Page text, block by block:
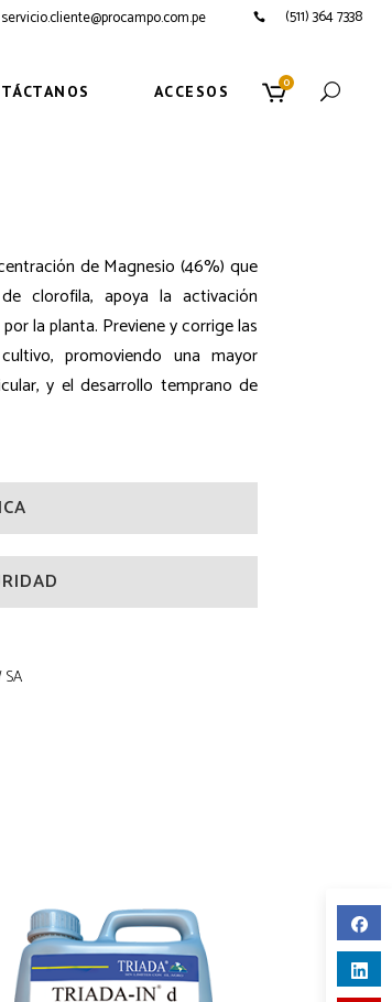
servicio.cliente@procampo.com.pe (511) 364 7338
0
ACCESOS
de Magnesio (46%) que
clorofila, apoya la activación
la planta. Previene y corrige las
promoviendo una mayor
y el desarrollo temprano de